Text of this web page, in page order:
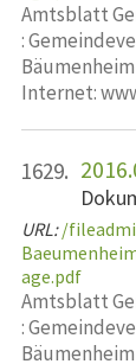
Amtsblatt
:
Bäumenheim
Internet:
1629.
URL: /
age.pdf
Amtsblatt
:
Bäumenheim